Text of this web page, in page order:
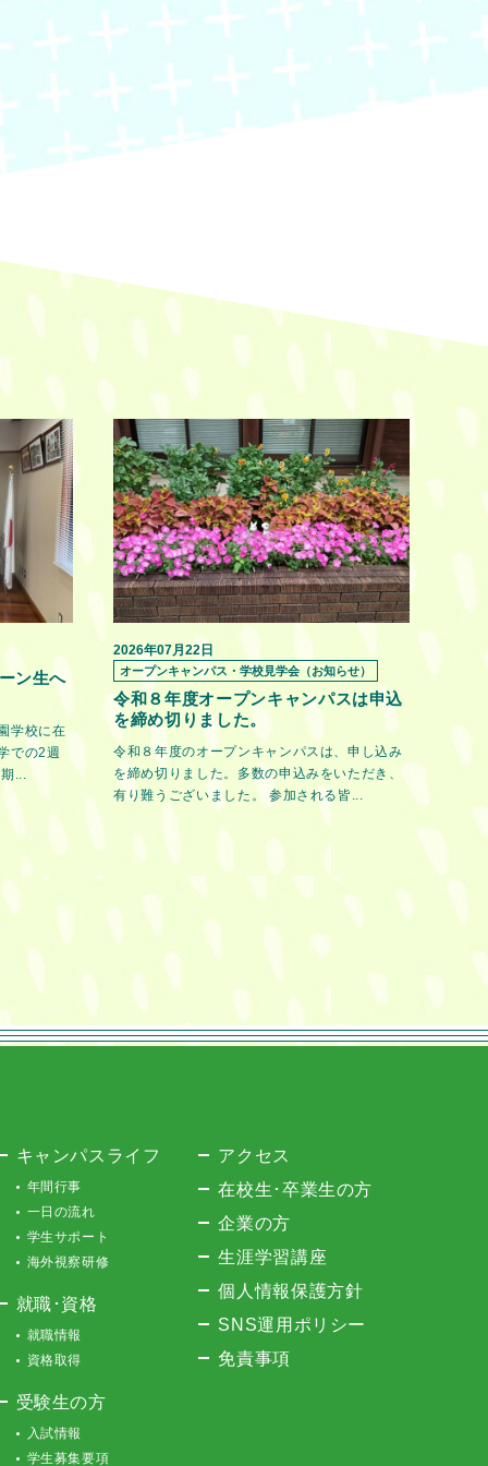
ン生へ
学校に在
での2週
...
2026年07月22日
オープンキャンパス・学校見学会（お知らせ）
令和８年度オープンキャンパスは申込
を締め切りました。
令和８年度のオープンキャンパスは、申し込み
を締め切りました。多数の申込みをいただき、
有り難うございました。 参加される皆...
キャンパスライフ
年間行事
一日の流れ
学生サポート
海外視察研修
就職･資格
就職情報
資格取得
受験生の方
入試情報
学生募集要項
アクセス
在校生･卒業生の方
企業の方
生涯学習講座
個人情報保護方針
SNS運用ポリシー
免責事項